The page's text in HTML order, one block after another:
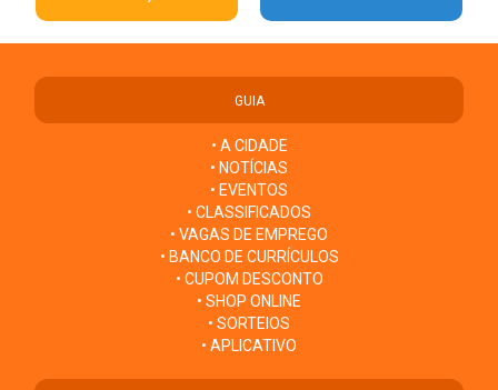
GUIA
• A CIDADE
• NOTÍCIAS
• EVENTOS
• CLASSIFICADOS
• VAGAS DE EMPREGO
• BANCO DE CURRÍCULOS
• CUPOM DESCONTO
• SHOP ONLINE
• SORTEIOS
• APLICATIVO